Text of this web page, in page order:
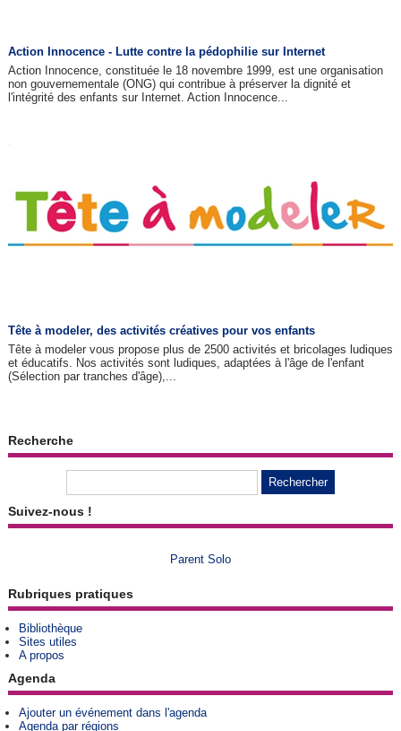
Action Innocence - Lutte contre la pédophilie sur Internet
Action Innocence, constituée le 18 novembre 1999, est une organisation
non gouvernementale (ONG) qui contribue à préserver la dignité et
l'intégrité des enfants sur Internet. Action Innocence...
Tête à modeler, des activités créatives pour vos enfants
Tête à modeler vous propose plus de 2500 activités et bricolages ludiques
et éducatifs. Nos activités sont ludiques, adaptées à l'âge de l'enfant
(Sélection par tranches d'âge),...
Recherche
Suivez-nous !
Parent Solo
Rubriques pratiques
Bibliothèque
Sites utiles
A propos
Agenda
Ajouter un événement dans l'agenda
Agenda par régions